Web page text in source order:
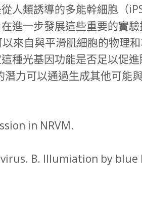
類誘導的多能幹細胞（
進一步發展這些重要的實
來自與平滑肌細胞的物理
種光基因功能是否足以促
力可以通過生成其他可能
in NRVM.
virus. B. Illumiation by